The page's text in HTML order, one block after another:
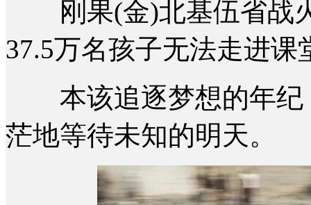
刚果(金)北基伍省战火
37.5万名孩子无法走进课
本该追逐梦想的年纪
茫地等待未知的明天。